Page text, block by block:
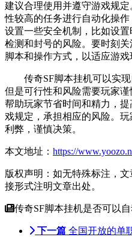
建议合理使用并遵守游戏规
性较高的任务进行自动化操
设置一些安全机制，比如设
检测和封号的风险。要时刻
脚本和操作方式，以适应游戏
传奇SF脚本挂机可以实现
但是可行性和风险需要玩家
帮助玩家节省时间和精力，
戏规定，承担相应的风险。
利弊，谨慎决策。
本文地址： https://
版权声明：如无特殊标注，
接形式注明文章出处。
传奇SF脚本挂机是否可以
下一篇 全国开放的单